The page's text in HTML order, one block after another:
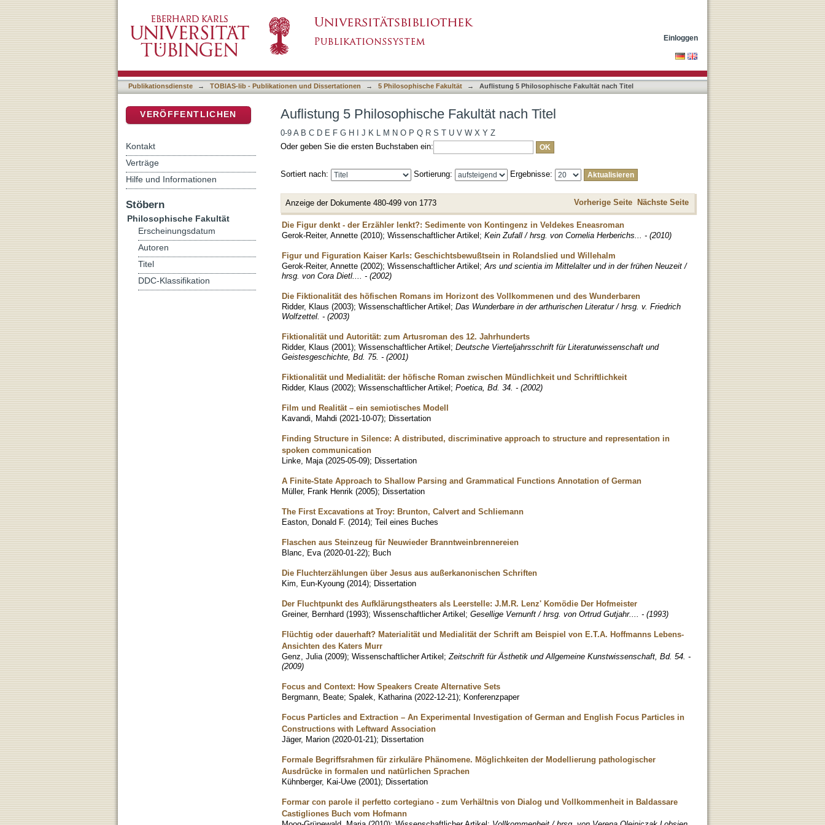
Einloggen
Publikationsdienste → TOBIAS-lib - Publikationen und Dissertationen → 5 Philosophische Fakultät → Auflistung 5 Philosophische Fakultät nach Titel
Auflistung 5 Philosophische Fakultät nach Titel
0-9 A B C D E F G H J K L M N O P Q R S T U V W X Y Z
Oder geben Sie die ersten Buchstaben ein:
Sortiert nach: Sortierung: Ergebnisse:
Anzeige der Dokumente 480-499 von 1773 Vorherige Seite Nächste Seite
Die Figur denkt - der Erzähler lenkt?: Sedimente von Kontingenz in Veldekes Eneasroman
Gerok-Reiter, Annette (2010); Wissenschaftlicher Artikel; Kein Zufall / hrsg. von Cornelia Herberichs... - (2010)
Figur und Figuration Kaiser Karls: Geschichtsbewußtsein in Rolandslied und Willehalm
Gerok-Reiter, Annette (2002); Wissenschaftlicher Artikel; Ars und scientia im Mittelalter und in der frühen Neuzeit /
hrsg. von Cora Dietl.... - (2002)
Die Fiktionalität des höfischen Romans im Horizont des Vollkommenen und des Wunderbaren
Ridder, Klaus (2003); Wissenschaftlicher Artikel; Das Wunderbare in der arthurischen Literatur / hrsg. v. Friedrich
Wolfzettel. - (2003)
Fiktionalität und Autorität: zum Artusroman des 12. Jahrhunderts
Ridder, Klaus (2001); Wissenschaftlicher Artikel; Deutsche Vierteljahrsschrift für Literaturwissenschaft und
Geistesgeschichte, Bd. 75. - (2001)
Fiktionalität und Medialität: der höfische Roman zwischen Mündlichkeit und Schriftlichkeit
Ridder, Klaus (2002); Wissenschaftlicher Artikel; Poetica, Bd. 34. - (2002)
Film und Realität – ein semiotisches Modell
Kavandi, Mahdi (2021-10-07); Dissertation
Finding Structure in Silence: A distributed, discriminative approach to structure and representation in
spoken communication
Linke, Maja (2025-05-09); Dissertation
A Finite-State Approach to Shallow Parsing and Grammatical Functions Annotation of German
Müller, Frank Henrik (2005); Dissertation
The First Excavations at Troy: Brunton, Calvert and Schliemann
Easton, Donald F. (2014); Teil eines Buches
Flaschen aus Steinzeug für Neuwieder Branntweinbrennereien
Blanc, Eva (2020-01-22); Buch
Die Fluchterzählungen über Jesus aus außerkanonischen Schriften
Kim, Eun-Kyoung (2014); Dissertation
Der Fluchtpunkt des Aufklärungstheaters als Leerstelle: J.M.R. Lenz' Komödie Der Hofmeister
Greiner, Bernhard (1993); Wissenschaftlicher Artikel; Gesellige Vernunft / hrsg. von Ortrud Gutjahr.... - (1993)
Flüchtig oder dauerhaft? Materialität und Medialität der Schrift am Beispiel von E.T.A. Hoffmanns Lebens-
Ansichten des Katers Murr
Genz, Julia (2009); Wissenschaftlicher Artikel; Zeitschrift für Ästhetik und Allgemeine Kunstwissenschaft, Bd. 54. -
(2009)
Focus and Context: How Speakers Create Alternative Sets
Bergmann, Beate; Spalek, Katharina (2022-12-21); Konferenzpaper
Focus Particles and Extraction – An Experimental Investigation of German and English Focus Particles in
Constructions with Leftward Association
Jäger, Marion (2020-01-21); Dissertation
Formale Begriffsrahmen für zirkuläre Phänomene. Möglichkeiten der Modellierung pathologischer
Ausdrücke in formalen und natürlichen Sprachen
Kühnberger, Kai-Uwe (2001); Dissertation
Formar con parole il perfetto cortegiano - zum Verhältnis von Dialog und Vollkommenheit in Baldassare
Castigliones Buch vom Hofmann
VERÖFFENTLICHEN
Kontakt
Verträge
Hilfe und Informationen
Stöbern
Philosophische Fakultät
Erscheinungsdatum
Autoren
Titel
DDC-Klassifikation